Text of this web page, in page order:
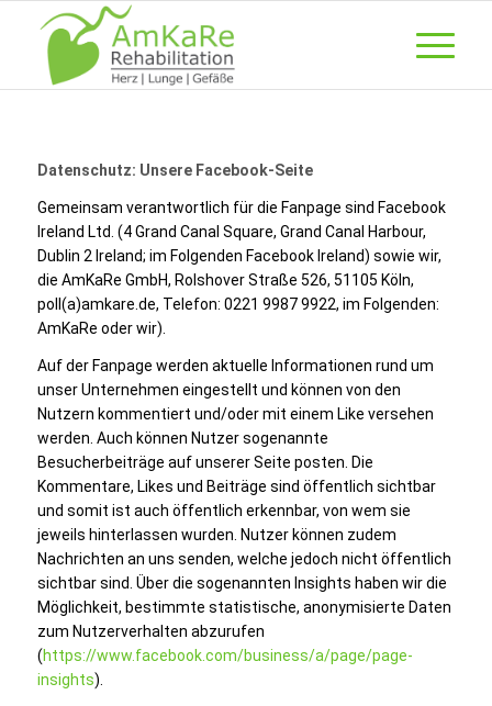
Datenschutz: Unsere Facebook-Seite
Gemeinsam verantwortlich für die Fanpage sind Facebook
Ireland Ltd. (4 Grand Canal Square, Grand Canal Harbour,
Dublin 2 Ireland; im Folgenden Facebook Ireland) sowie wir,
die AmKaRe GmbH, Rolshover Straße 526, 51105 Köln,
poll(a)amkare.de, Telefon: 0221 9987 9922, im Folgenden:
AmKaRe oder wir).
Auf der Fanpage werden aktuelle Informationen rund um
unser Unternehmen eingestellt und können von den
Nutzern kommentiert und/oder mit einem Like versehen
werden. Auch können Nutzer sogenannte
Besucherbeiträge auf unserer Seite posten. Die
Kommentare, Likes und Beiträge sind öffentlich sichtbar
und somit ist auch öffentlich erkennbar, von wem sie
jeweils hinterlassen wurden. Nutzer können zudem
Nachrichten an uns senden, welche jedoch nicht öffentlich
sichtbar sind. Über die sogenannten Insights haben wir die
Möglichkeit, bestimmte statistische, anonymisierte Daten
zum Nutzerverhalten abzurufen
(https://www.facebook.com/business/a/page/page-
insights).